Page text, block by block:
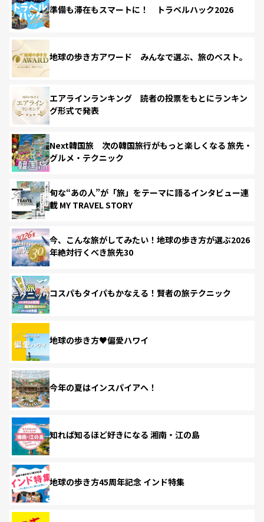
準備も滞在もスマートに！ トラベルハック2026
地球の歩き方アワード みんなで選ぶ、旅のベスト。
エアラインランキング 読者の投票をもとにランキン
グ形式で発表
Next韓国旅 次の韓国旅行がもっと楽しくなる 旅先・
グルメ・テクニック
旬な“あの人”が「旅」をテーマに語るインタビュー連
載 MY TRAVEL STORY
今、こんな旅がしてみたい！地球の歩き方が選ぶ2026
年絶対行くべき旅先30
コスパもタイパもかなえる！賢者の旅テクニック
地球の歩き方♥偏愛ハワイ
今年の夏はインスパイアへ！
知れば知るほど好きになる 湘南・江の島
地球の歩き方45周年記念 インド特集